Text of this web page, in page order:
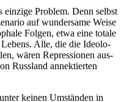
einzige Problem. Denn selbst
auf wun­der­same Weise
Folgen, etwa eine totale
Lebens. Alle, die die Ideo­lo­
wären Repres­sio­nen aus­
Russ­land annek­tier­ten
keinen Umstän­den in